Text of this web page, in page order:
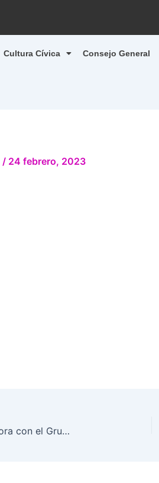
Cultura Cívica Consejo General
/ 24 febrero, 2023
Se reúne junta local ejecutiva del INE en Sonora con el Grupo Coordinador Estatal (GCE) del 12° parlamento de las niñas y los niños de México